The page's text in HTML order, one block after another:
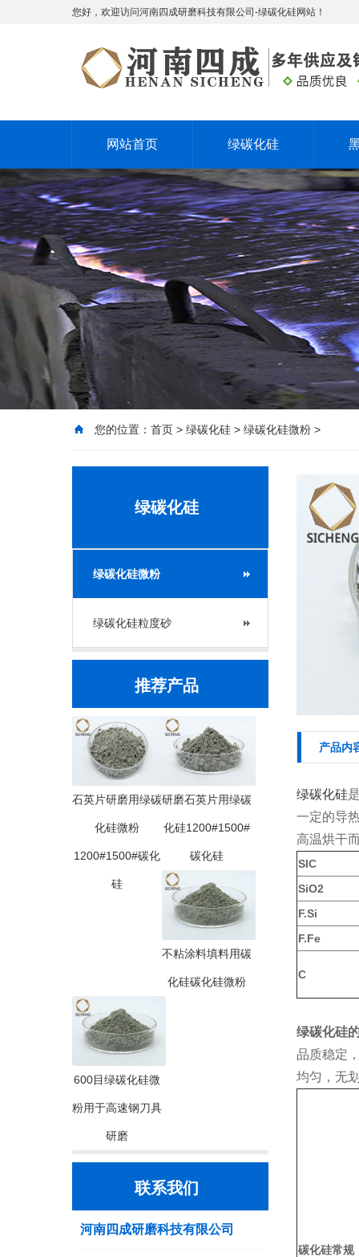
您好，欢迎访问河南四成研磨科技有限公司-绿碳化硅网站！
网站首页 绿碳化硅
您的位置： 首页 > 绿碳化硅 > 绿碳化硅微粉 >
绿碳化硅
绿碳化硅微粉
绿碳化硅粒度砂
推荐产品
石英片研磨用绿碳
化硅微粉
1200#1500#碳化
硅
研磨石英片用绿碳
化硅1200#1500#
碳化硅
不粘涂料填料用碳
化硅碳化硅微粉
600目绿碳化硅微
粉用于高速钢刀具
研磨
联系我们
河南四成研磨科技有限公司
产品内
绿碳化硅
一定的导
高温烘干
SIC
SiO2
F.Si
F.Fe
C
绿碳化硅
品质稳定
均匀，无
碳化硅常规